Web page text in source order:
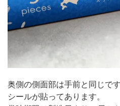
奥側の側面部は手前と同じで
シールが貼ってあります。